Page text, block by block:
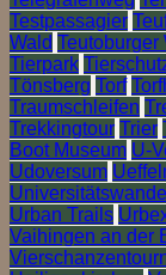
Testpassagier
Wald Teutoburger
Tierpark
Tönsberg Torf
Traumschleifen
Trekkingtour Trier
Boot Museum U-
Udoversum
Urban Trails
Vaihingen an der